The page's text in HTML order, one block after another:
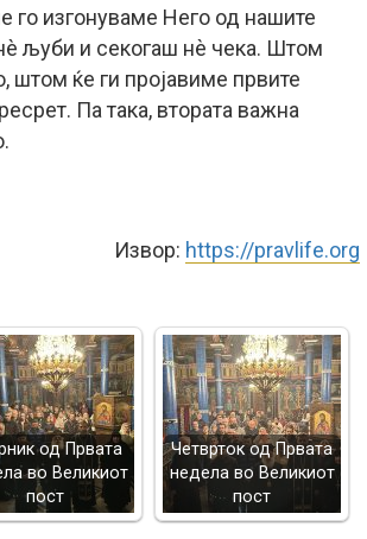
го изгонуваме Него од нашите
љуби и секогаш нѐ чека. Штом
штом ќе ги пројавиме првите
Па така, втората важна
Извор: https://pravlife.org
од Првата
во Великиот
пост
Четврток од Првата
недела во Великиот
пост